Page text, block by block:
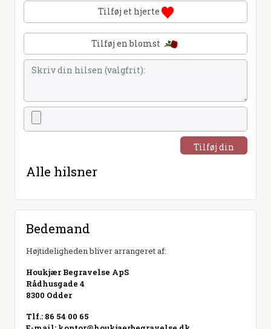
Tilføj et hjerte
Tilføj en blomst
Tilføj din
Alle hilsner
Bedemand
Højtideligheden bliver arrangeret af:
Houkjær Begravelse ApS
Rådhusgade 4
8300 Odder
Tlf.: 86 54 00 65